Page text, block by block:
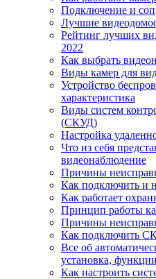
Подключение и
Лучшие
Рейтинг лучших
2022
Как выбрать
Виды камер для
Устройство
характеристика
Виды систем
(СКУД)
Настройка
Что из себя
видеонаблюдение
Причины
Как подключить и
Как работает
Принцип работы
Причины
Как подключить
Все об
установка,
Как настроить